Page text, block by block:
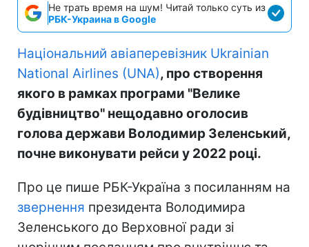
Не трать время на шум! Читай только суть из
РБК-Украина в Google
Національний авіаперевізник Ukrainian
National Airlines (UNA), про створення
якого в рамках програми "Велике
будівництво" нещодавно оголосив
голова держави Володимир Зеленський,
почне виконувати рейси у 2022 році.
Про це пише РБК-Україна з посиланням на
звернення президента Володимира
Зеленського до Верховної ради зі